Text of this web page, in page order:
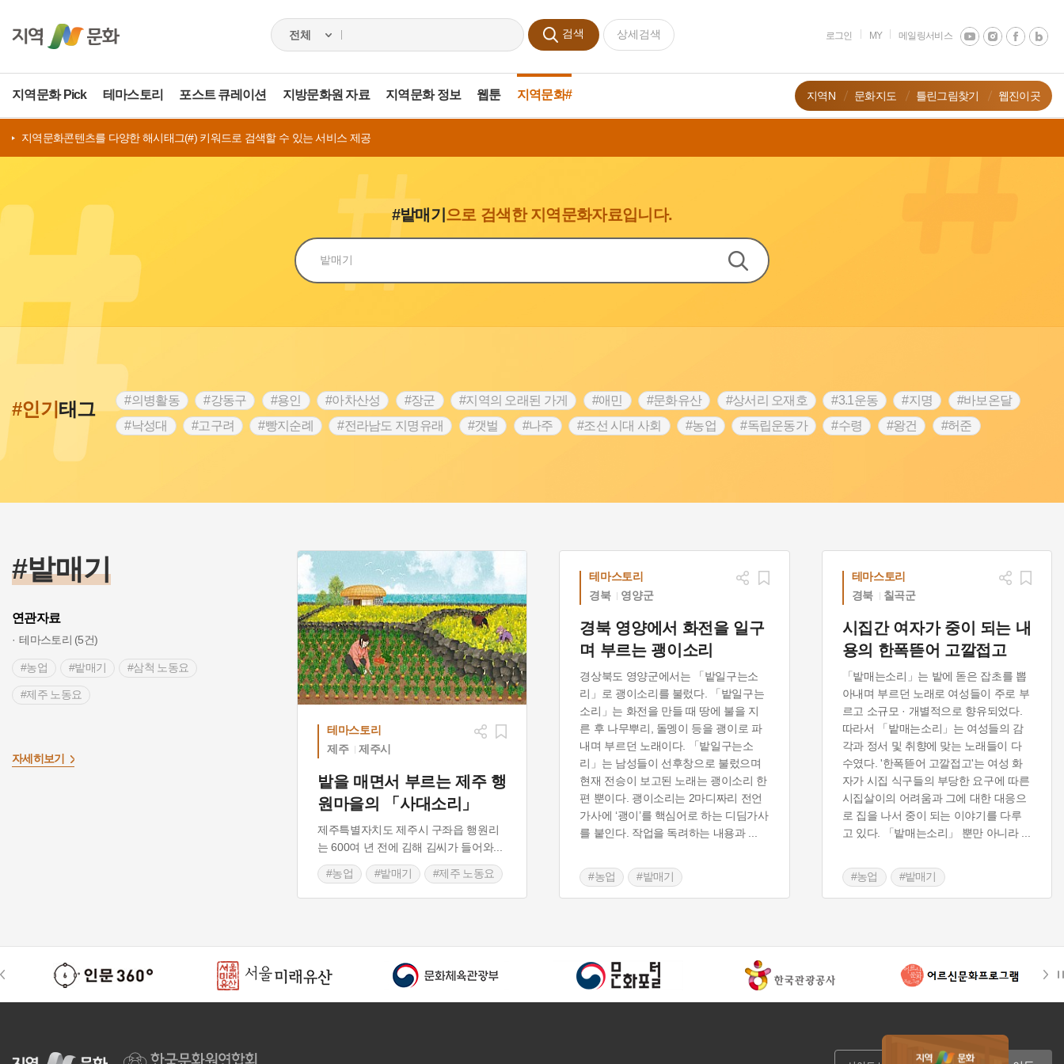
검색 상세검색 로그인 MY 메일링서비스
지역문화 Pick 테마스토리 포스트 큐레이션 지방문화원 자료 지역문화 정보 웹툰 지역문화# 지역N 문화지도 틀린그림찾기 웹진이곳
지역문화콘텐츠를 다양한 해시태그(#) 키워드로 검색할 수 있는 서비스 제공
#밭매기 으로 검색한 지역문화자료입니다.
검색
#인기태그 #의병활동 #강동구 #용인 #아차산성 #장군 #지역의 오래된 가게 #애민 #문화유산 #상서리 오재호 #3.1운동 #지명
#바보온달
#낙성대
#고구려 #빵지순례 #전라남도 지명유래 #갯벌 #나주 #조선 시대 사회 #농업 #독립운동가 #수령 #왕건
#허준
#블루리본
#전설 #조선시대 문신 #여성 독립운동가 #지역의 설화 #성곽 #어린이역사콘텐츠 #내시 #내성 #먼우금
#징채
#한의학 #동화 #임시의정원 #황해도 #산성 #박물관 #공예품 #영산포
#밭매기
연관자료
테마스토리 (5건)
#농업 #밭매기 #삼척 노동요
#제주 노동요
자세히보기
테마스토리
제주
제주시
밭을 매면서 부르는 제주 행
원마을의 「사대소리」
제주특별자치도 제주시 구좌읍 행원리
는 600여 년 전에 김해 김씨가 들어와...
#농업 #밭매기 #제주 노동요
테마스토리
경북
영양군
경북 영양에서 화전을 일구
며 부르는 괭이소리
경상북도 영양군에서는 「밭일구는소
리」로 괭이소리를 불렀다. 「밭일구는
소리」는 화전을 만들 때 땅에 불을 지
른 후 나무뿌리, 돌멩이 등을 괭이로 파
내며 부르던 노래이다. 「밭일구는소
리」는 남성들이 선후창으로 불렀으며
현재 전승이 보고된 노래는 괭이소리 한
편 뿐이다. 괭이소리는 2마디짜리 전언
가사에 ‘괭이’를 핵심어로 하는 디딤가사
를 붙인다. 작업을 독려하는 내용과
#농업 #밭매기
테마스토리
경북
칠곡군
시집간 여자가 중이 되는 내
용의 한폭뜯어 고깔접고
「밭매는소리」는 밭에 돋은 잡초를 뽑
아내며 부르던 노래로 여성들이 주로 부
르고 소규모 · 개별적으로 향유되었다.
따라서 「밭매는소리」는 여성들의 감
각과 정서 및 취향에 맞는 노래들이 다
수였다. '한폭뜯어 고깔접고'는 여성 화
자가 시집 식구들의 부당한 요구에 따른
시집살이의 어려움과 그에 대한 대응으
로 집을 나서 중이 되는 이야기를 다루
고 있다. 「밭매는소리」 뿐만 아니라
#농업 #밭매기